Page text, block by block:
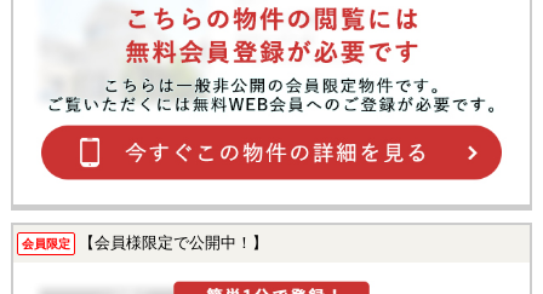
会員限定 【会員様限定で公開中！】